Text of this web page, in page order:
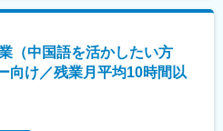
供しています。“ウェイストペーパ
はじめとする国内から国外の都市へ
媒体に、世界で新たな可能性を見つ
業務
繕対応
ち会い
検討
（中国語を活かしたい方
向け／残業月平均10時間以